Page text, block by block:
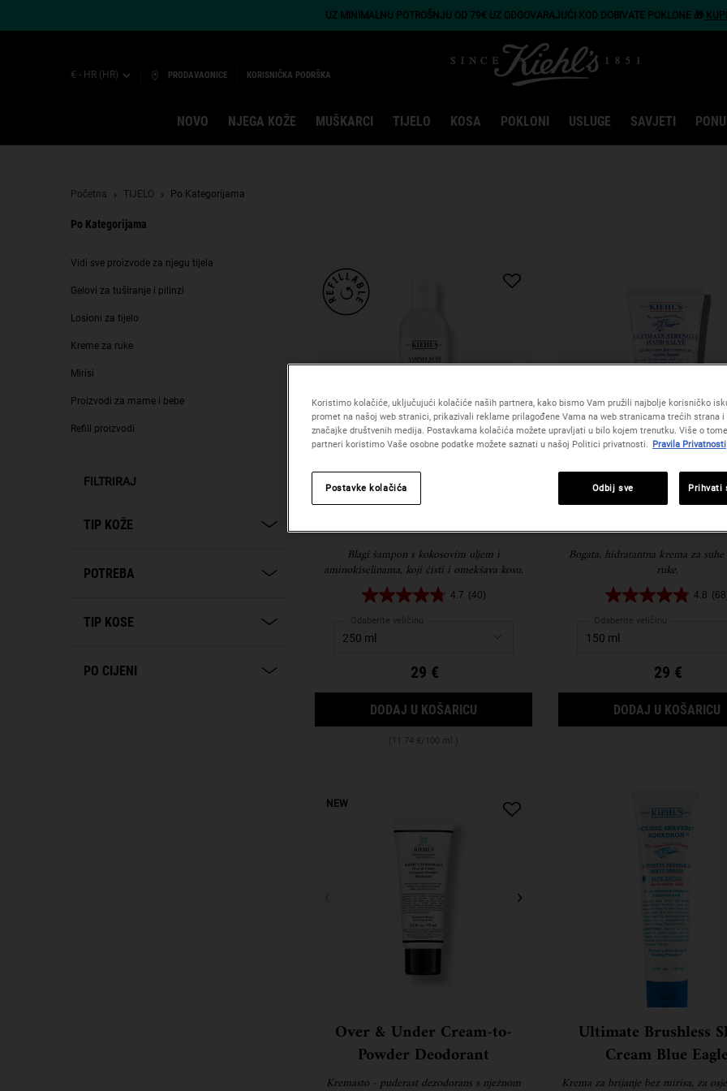
UZ MINIMALNU POTROŠNJU OD 79€ UZ ODGOVARAJUĆI KOD DOBIVATE POKLONE 🎁
€ - HR (HR) PRODAVAONICE KORISNIČKA PODRŠKA
NOVO NJEGA KOŽE MUŠKARCI TIJELO KOSA POKLONI USLUGE SAVJETI
Početna TIJELO Po Kategorijama
Po Kategorijama
Po kategorijama
Vidi sve proizvode za njegu tijela
Gelovi za tuširanje i pilinzi
Losioni za tijelo
Kreme za ruke
Mirisi
Proizvodi za mame i bebe
Refill proizvodi
FILTRIRAJ
TIP KOŽE
POTREBA
TIP KOSE
PO CIJENI
Amino Acid Shampoo
Blagi šampon s kokosovim uljem i
aminokiselinama, koji čisti i omekšava kosu.
4.7 (40)
Odaberite veličinu
29 €
DODAJ U KOŠARICU
(11.74 €/100 ml.)
Ultimate Strength
Bogata, hidratantna krema za
ruke.
4.8
Odaberite veličinu
29 €
DODAJ U KOŠARICU
NEW
Over & Under Cream-to-
Powder Deodorant
Kremasto - puderast dezodorans s nježnom
Ultimate Brushless
Cream Blue Eagle
Krema za brijanje bez mirisa, za
Koristimo kolačiće, uključujući kolačiće naših partnera, kako bismo Vam pružili najbolje korisničko
promet na našoj web stranici, prikazivali reklame prilagođene Vama na web stranicama trećih strana i
značajke društvenih medija. Postavkama kolačića možete upravljati u bilo kojem trenutku. Više o
partneri koristimo Vaše osobne podatke možete saznati u našoj Politici privatnosti. Pravila Privatnosti
Odbij sve Prihvati
Postavke kolačića